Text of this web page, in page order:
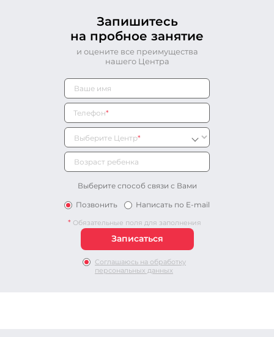
Запишитесь
на пробное занятие
и оцените все преимущества
нашего Центра
Телефон*
Выберите Центр*
Выберите способ связи с Вами
Позвонить
Написать по E-mail
* Обязательные поля для заполнения
Соглашаюсь на обработку
персональных данных